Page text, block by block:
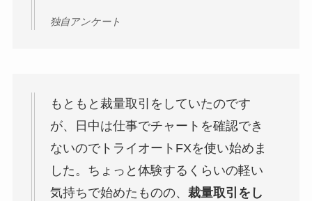
独自アンケート
もともと裁量取引をしていたのです
が、日中は仕事でチャートを確認でき
ないのでトライオートFXを使い始めま
した。ちょっと体験するくらいの軽い
気持ちで始めたものの、 裁量取引をし